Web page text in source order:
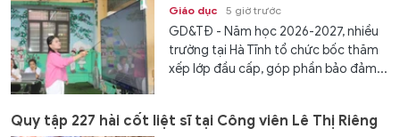
Giáo dục 5 giờ trước
GD&TĐ - Năm học 2026-2027, nhiều
trường tại Hà Tĩnh tổ chức bốc thăm
xếp lớp đầu cấp, góp phần bảo đảm...
Quy tập 227 hài cốt liệt sĩ tại Công viên Lê Thị Riêng